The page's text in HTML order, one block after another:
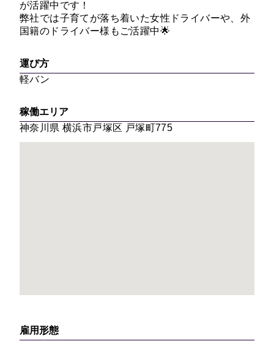
が活躍中です！
弊社では子育てが落ち着いた女性ドライバーや、外
国籍のドライバー様もご活躍中🌟
運び方
軽バン
稼働エリア
神奈川県 横浜市戸塚区 戸塚町775
雇用形態